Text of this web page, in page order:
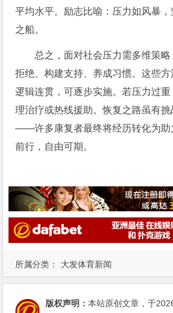
所属分类： 大发体育新闻
平均水平。励志比喻：压力如风暴
之船。
总之，面对社会压力需多维策
拒绝、构建支持、养成习惯。这些方
逻辑连贯，可逐步实施。若压力过
理治疗或热线援助。恢复之路虽有
——许多康复者最终将经历转化为助
前行，自由可期。
版权声明：本站原创文章，于